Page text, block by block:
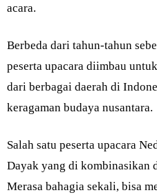
acara.
Berbeda dari tahun-tahun
peserta upacara diimbau
dari berbagai daerah di
keragaman budaya nusantara.
Salah satu peserta upacara
Dayak yang di kombinasikan
Merasa bahagia sekali, bisa